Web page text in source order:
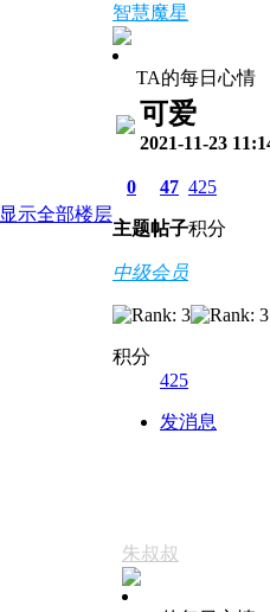
显示全部楼层
智慧魔星
TA的每日心情
可爱
2021-11-23
0
主题
47
帖子
425
积分
中级会员
积分
425
发消息
朱叔叔